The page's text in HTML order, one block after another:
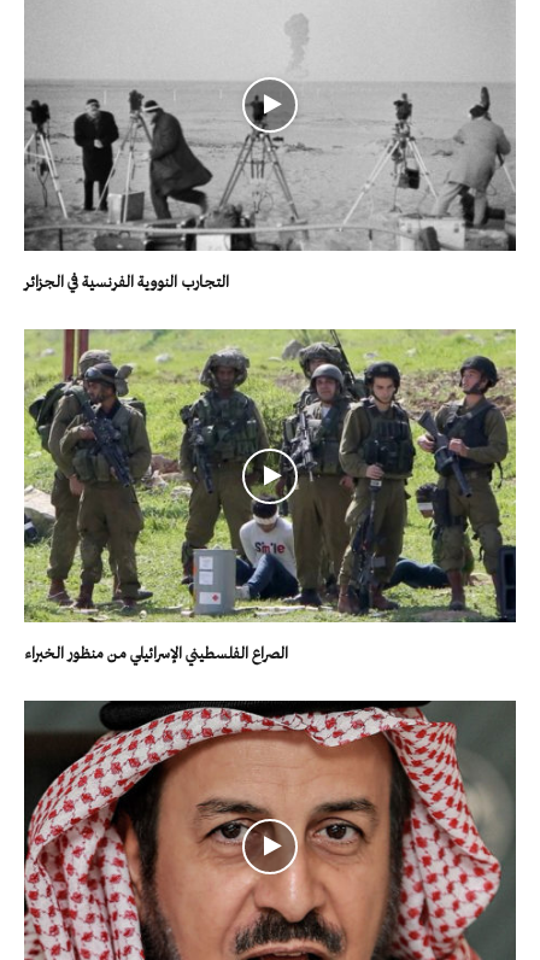
التجارب النووية الفرنسية في الجزائر
الصراع الفلسطيني الإسرائيلي من منظور الخبراء